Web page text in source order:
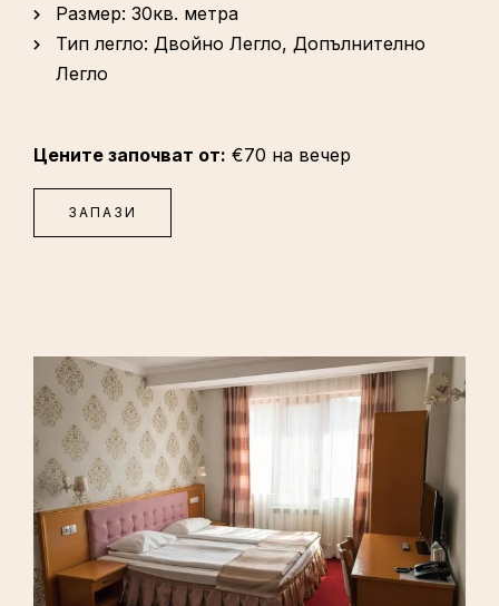
Размер: 30кв. метра
Тип легло: Двойно Легло, Допълнително
Легло
Цените започват от: €70 на вечер
ЗАПАЗИ